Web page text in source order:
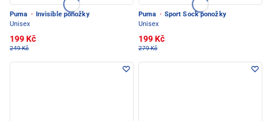
Puma ·
Invisible ponožky
Unisex
199 Kč
249 Kč
Puma · Sport Sock ponožky
Unisex
199 Kč
279 Kč